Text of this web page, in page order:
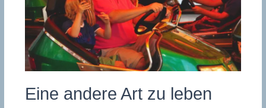
Eine andere Art zu leben